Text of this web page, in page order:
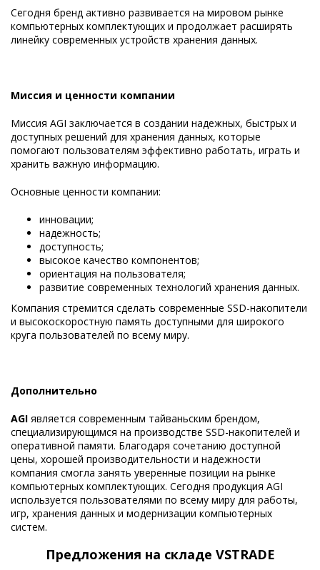
Сегодня бренд активно развивается на мировом рынке
компьютерных комплектующих и продолжает расширять
линейку современных устройств хранения данных.
Миссия и ценности компании
Миссия AGI заключается в создании надежных, быстрых и
доступных решений для хранения данных, которые
помогают пользователям эффективно работать, играть и
хранить важную информацию.
Основные ценности компании:
инновации;
надежность;
доступность;
высокое качество компонентов;
ориентация на пользователя;
развитие современных технологий хранения данных.
Компания стремится сделать современные SSD-накопители
и высокоскоростную память доступными для широкого
круга пользователей по всему миру.
Дополнительно
AGI является современным тайваньским брендом,
специализирующимся на производстве SSD-накопителей и
оперативной памяти. Благодаря сочетанию доступной
цены, хорошей производительности и надежности
компания смогла занять уверенные позиции на рынке
компьютерных комплектующих. Сегодня продукция AGI
используется пользователями по всему миру для работы,
игр, хранения данных и модернизации компьютерных
систем.
Предложения на складе VSTRADE